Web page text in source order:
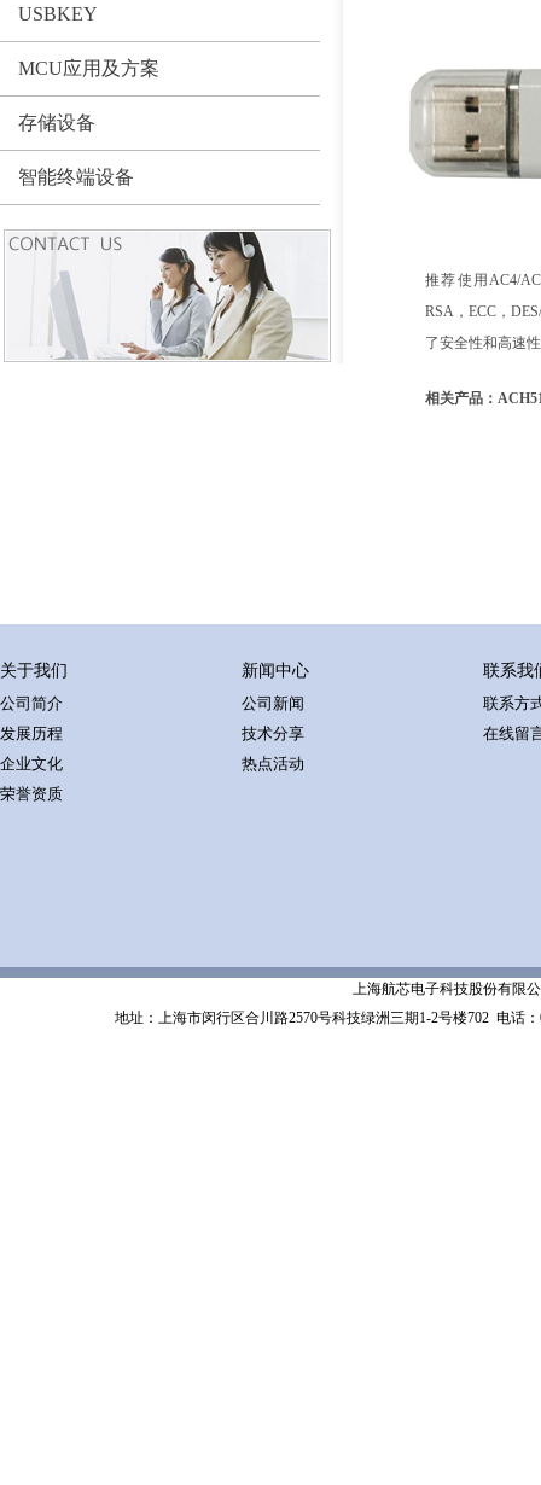
USBKEY
MCU应用及方案
存储设备
智能终端设备
推荐使用AC4/
RSA，ECC，
了安全性和高速
相关产品：
关于我们
公司简介
发展历程
企业文化
荣誉资质
新闻中心
公司新闻
技术分享
热点活动
联系我
联系方
在线留
上海航芯电子科技股份有限公
地址：上海市闵行区合川路2570号科技绿洲三期1-2号楼702 电话